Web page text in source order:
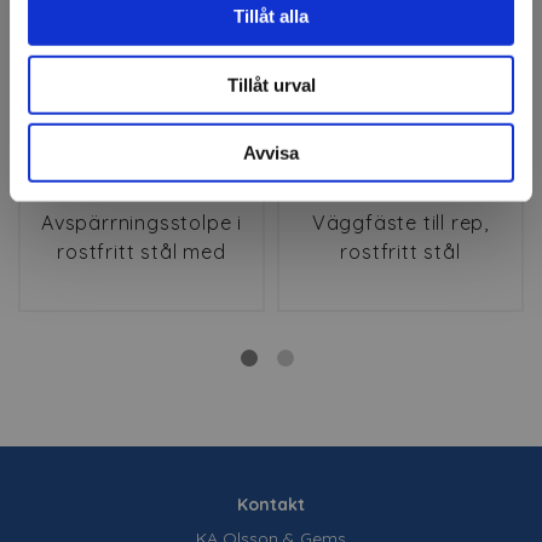
Tillåt alla
Tillåt urval
Avvisa
Avspärrningsstolpe i
rostfritt stål med
Väggfäste till rep,
rostfritt stål
Kontakt